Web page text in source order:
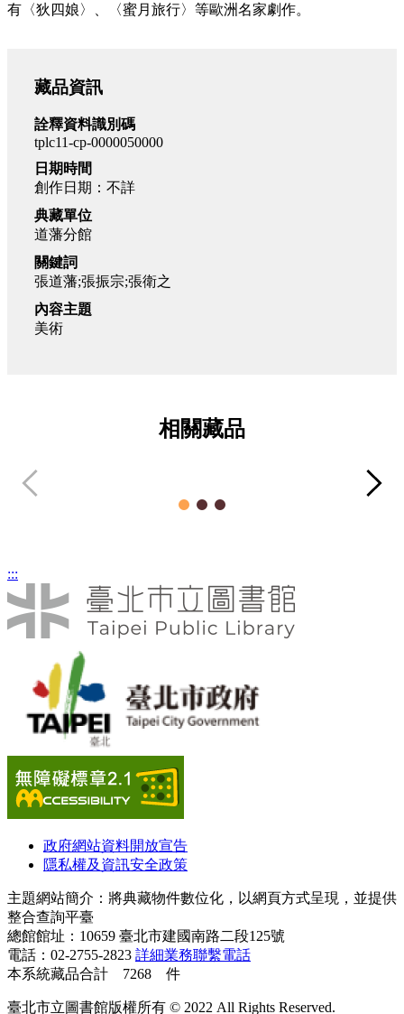
有〈狄四娘〉、〈蜜月旅行〉等歐洲名家劇作。
藏品資訊
詮釋資料識別碼
tplc11-cp-0000050000
日期時間
創作日期：不詳
典藏單位
道藩分館
關鍵詞
張道藩;張振宗;張衛之
內容主題
美術
相關藏品
:::
政府網站資料開放宣告
隱私權及資訊安全政策
主題網站簡介：將典藏物件數位化，以網頁方式呈現，並提供
整合查詢平臺
總館館址：10659 臺北市建國南路二段125號
電話：02-2755-2823 詳細業務聯繫電話
本系統藏品合計 7268 件
臺北市立圖書館版權所有 © 2022 All Rights Reserved.